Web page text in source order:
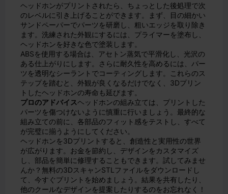
ヘッドホンがプリントされたら、ちょっとした後処理で次
のレベルに引き上げることができます。まず、目の細かい
サンドペーパーでパーツを研磨し、粗いエッジを取り除き
ます。洗練された外観にするには、プライマーを塗布し、
ヘッドホンを好きな色で塗装します。
ABSを使用する場合は、アセトン蒸気で平滑化し、光沢の
ある仕上がりにします。さらに耐久性を高めるには、パー
ツを透明なシーラントでコーティングします。これらのス
テップを踏むと、外観が良くなるだけでなく、3Dプリン
トしたヘッドホンの寿命も延びます。
プロのアドバイスヘッドホンの組み立ては、プリントした
パーツを傷つけないように慎重に行いましょう。最終的な
組み立ての前に、各部品のフィット感をテストし、すべて
が完璧に揃うようにしてください。
ヘッドホンを3Dプリントすると、創造性と実用性の世界
が広がります。お金を節約し、デザインをカスタマイズ
し、部品を簡単に修理することもできます。試してみませ
んか？無料の3DスキャンSTLファイルをダウンロードし
て、今すぐプリントを始めましょう。結果を共有したり、
他のクールなデザインを提案したりするのをお忘れなく！